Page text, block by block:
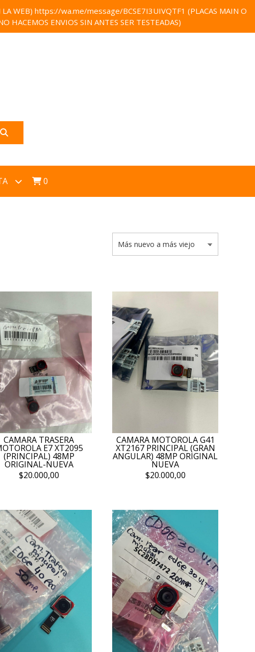
LA WEB) https://wa.me/message/BCSE7I3UIVQTF1 (PLACAS MAIN O
HACEMOS ENVIOS SIN ANTES SER TESTEADAS)
0
CAMARA TRASERA
E7 XT2095
(PRINCIPAL) 48MP
ORIGINAL-NUEVA
$20.000,00
CAMARA MOTOROLA G41
XT2167 PRINCIPAL (GRAN
ANGULAR) 48MP ORIGINAL
NUEVA
$20.000,00